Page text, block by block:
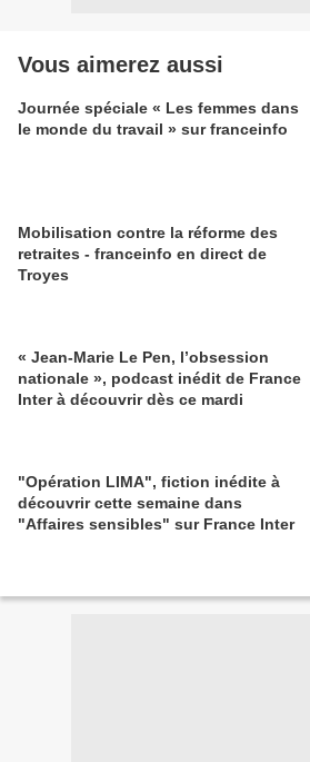
Vous aimerez aussi
Journée spéciale « Les femmes dans
le monde du travail » sur franceinfo
Mobilisation contre la réforme des
retraites - franceinfo en direct de
Troyes
« Jean-Marie Le Pen, l’obsession
nationale », podcast inédit de France
Inter à découvrir dès ce mardi
"Opération LIMA", fiction inédite à
découvrir cette semaine dans
"Affaires sensibles" sur France Inter